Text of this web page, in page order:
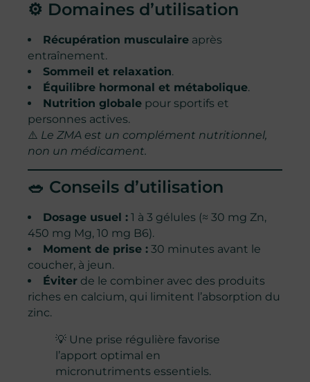
⚙️ Domaines d’utilisation
Récupération musculaire après
entraînement.
Sommeil et relaxation.
Équilibre hormonal et métabolique.
Nutrition globale pour sportifs et
personnes actives.
⚠️ Le ZMA est un complément nutritionnel,
non un médicament.
🥗 Conseils d’utilisation
Dosage usuel : 1 à 3 gélules (≈ 30 mg Zn,
450 mg Mg, 10 mg B6).
Moment de prise : 30 minutes avant le
coucher, à jeun.
Éviter de le combiner avec des produits
riches en calcium, qui limitent l’absorption du
zinc.
💡 Une prise régulière favorise
l’apport optimal en
micronutriments essentiels.